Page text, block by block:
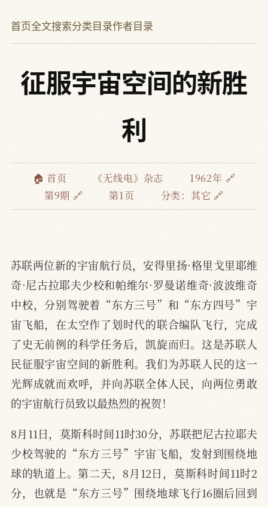
首页全文搜索分类目录作者目录
征服宇宙空间的新胜
利
🏠 首页 《无线电》杂志
1962年 🔗
第9期 🔗
第1页 分类： 其它 🔗
苏联两位新的宇宙航行员，安得里扬·格里戈里耶维
奇·尼古拉耶夫少校和帕维尔·罗曼诺维奇·波波维奇
中校，分别驾驶着“东方三号”和“东方四号”宇
宙飞船，在太空作了划时代的联合编队飞行，完成
了史无前例的科学任务后，凯旋而归。这是苏联人
民征服宇宙空间的新胜利。我们为苏联人民的这一
光辉成就而欢呼，并向苏联全体人民，向两位勇敢
的宇宙航行员致以最热烈的祝贺！
8月11日，莫斯科时间11时30分，苏联把尼古拉耶夫
少校驾驶的“东方三号”宇宙飞船，发射到围绕地
球的轨道上。第二天，8月12日，莫斯科时间11时2
分，也就是“东方三号”围绕地球飞行16圈后回到